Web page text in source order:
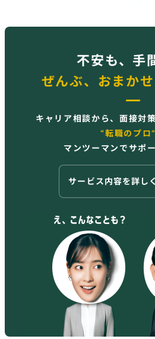
不安も、手
ぜんぶ、おまかせ
キャリア相談から、面接対
“転職のプロ
マンツーマンでサポ
サービス内容を詳し